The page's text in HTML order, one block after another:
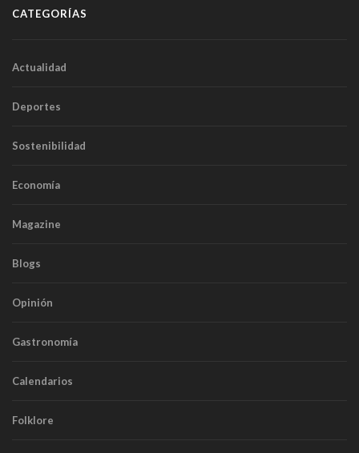
CATEGORÍAS
Actualidad
Deportes
Sostenibilidad
Economía
Magazine
Blogs
Opinión
Gastronomía
Calendarios
Folklore